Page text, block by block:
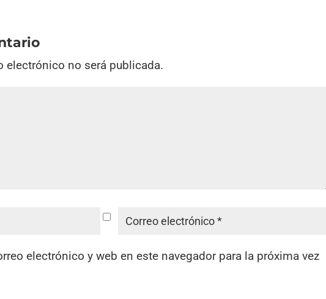
electrónico no será publicada.
electrónico y web en este navegador para la próxima vez